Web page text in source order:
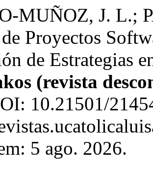
MUÑOZ, J. L.;
Proyectos
de Estrategias
(revista
10.21501/
5 ago. 2026.